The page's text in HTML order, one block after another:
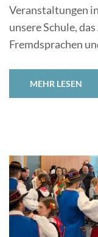
Veranstaltungen
unsere Schule,
Fremdsprachen
MEHR LESEN